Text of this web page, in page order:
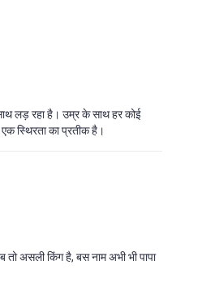
लड़ रहा है। उम्र के साथ हर कोई
स्थिरता का प्रतीक है।
तो असली किंग है, बस नाम अभी भी पापा